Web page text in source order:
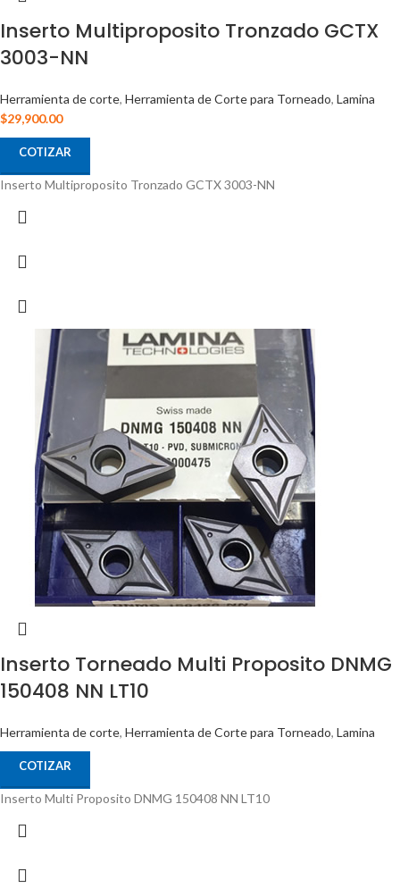
Inserto Multiproposito Tronzado GCTX
3003-NN
Herramienta de corte, Herramienta de Corte para Torneado, Lamina
$29,900.00
COTIZAR
Inserto Multiproposito Tronzado GCTX 3003-NN
Inserto Torneado Multi Proposito DNMG
150408 NN LT10
Herramienta de corte, Herramienta de Corte para Torneado, Lamina
COTIZAR
Inserto Multi Proposito DNMG 150408 NN LT10